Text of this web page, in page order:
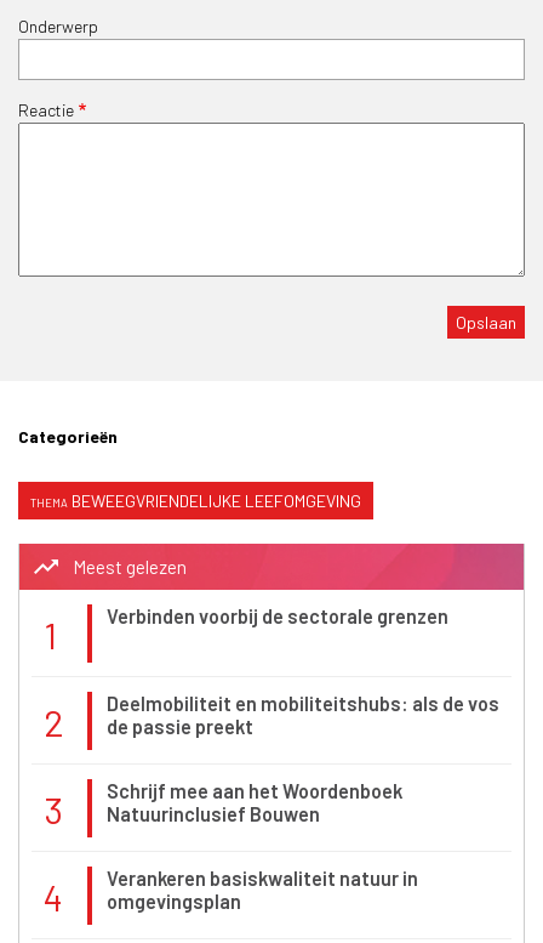
Onderwerp
Reactie
Categorieën
BEWEEGVRIENDELIJKE LEEFOMGEVING
trending_up Meest gelezen
1 Verbinden voorbij de sectorale grenzen
2
Deelmobiliteit en mobiliteitshubs: als de vos
de passie preekt
3
Schrijf mee aan het Woordenboek
Natuurinclusief Bouwen
4
Verankeren basiskwaliteit natuur in
omgevingsplan